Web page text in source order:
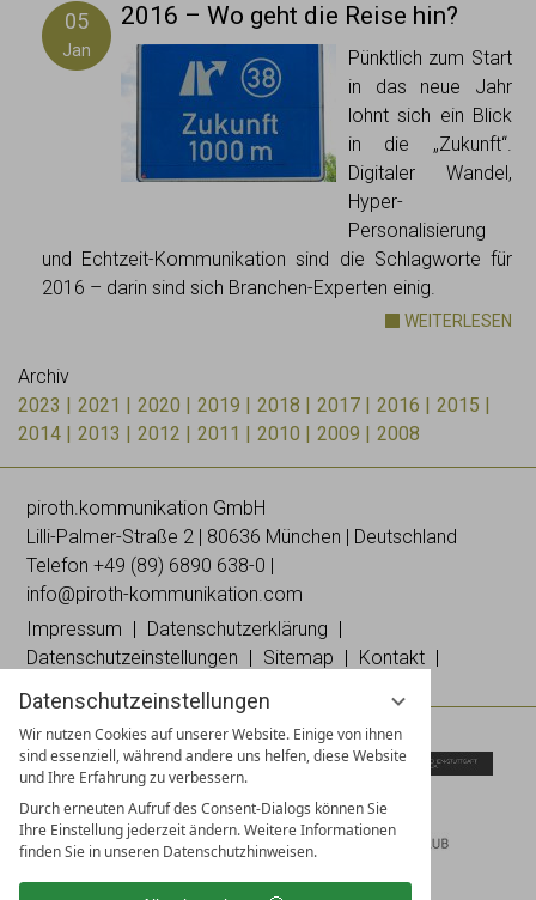
Datenschutzeinstellungen
Wir nutzen Cookies auf unserer Website. Einige von ihnen
sind essenziell, während andere uns helfen, diese Website
und Ihre Erfahrung zu verbessern.
Durch erneuten Aufruf des Consent-Dialogs können Sie
Ihre Einstellung jederzeit ändern. Weitere Informationen
finden Sie in unseren Datenschutzhinweisen.
05
Jan
2016 – Wo geht die Reise hin?
Pünktlich zum Start
in das neue Jahr
lohnt sich ein Blick
in die „Zukunft“.
Digitaler Wandel,
Hyper-
Personalisierung
und Echtzeit-Kommunikation sind die Schlagworte für
2016 – darin sind sich Branchen-Experten einig.
WEITERLESEN
Archiv
2023
2021 2020 2019 2018 2017 2016
2015
2014
2013 2012 2011 2010 2009 2008
piroth.kommunikation GmbH
Lilli-Palmer-Straße 2 | 80636 München | Deutschland
Telefon +49 (89) 6890 638-0
info@piroth-kommunikation.com
Impressum
Datenschutzerklärung
Datenschutzeinstellungen
Sitemap Kontakt